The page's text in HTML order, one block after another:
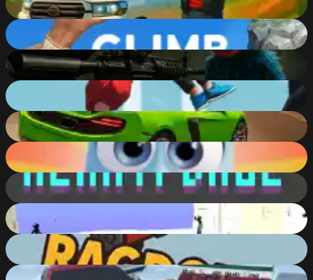
63%
Climb Up!
81
Poppy Strike 5
64
Flip Master
74
Drive Zone
48%
Bolts
77%
Heart Forge
92
%
Stickman Airplane
68%
Ragdoll Express
88
Mega Ramp Car Stunts